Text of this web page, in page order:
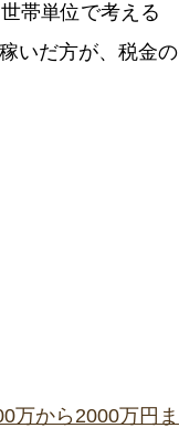
帯単位で考える
いだ方が、税金の
万から2000万円ま